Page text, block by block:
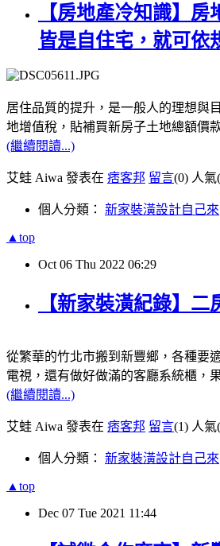
【房地產冷知識】
皆是自住宅，就可依
居住品質的提升，是一般人的理想與
地增值稅，貼補買新房子土地總額價
(繼續閱讀...)
艾蛙 Aiwa 發表在 痞客邦 留言(0) 人氣(
個人分類： 新家裝潢設計自己來
▲top
Oct 06 Thu 2022 06:29
【新家裝潢紀錄】
從繁華的竹北市搬到新豐鄉，各種要
電視，還有做好做滿的客廳系統櫃，
(繼續閱讀...)
艾蛙 Aiwa 發表在 痞客邦 留言(1) 人氣(
個人分類： 新家裝潢設計自己來
▲top
Dec 07 Tue 2021 11:44